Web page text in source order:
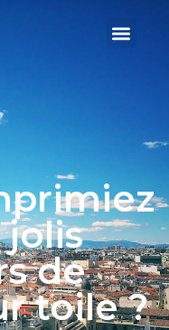
jolis
de
toile ?